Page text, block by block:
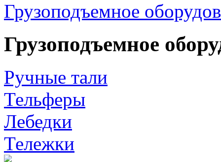
Грузоподъемное
Грузоподъемное
Ручные тали
Тельферы
Лебедки
Тележки